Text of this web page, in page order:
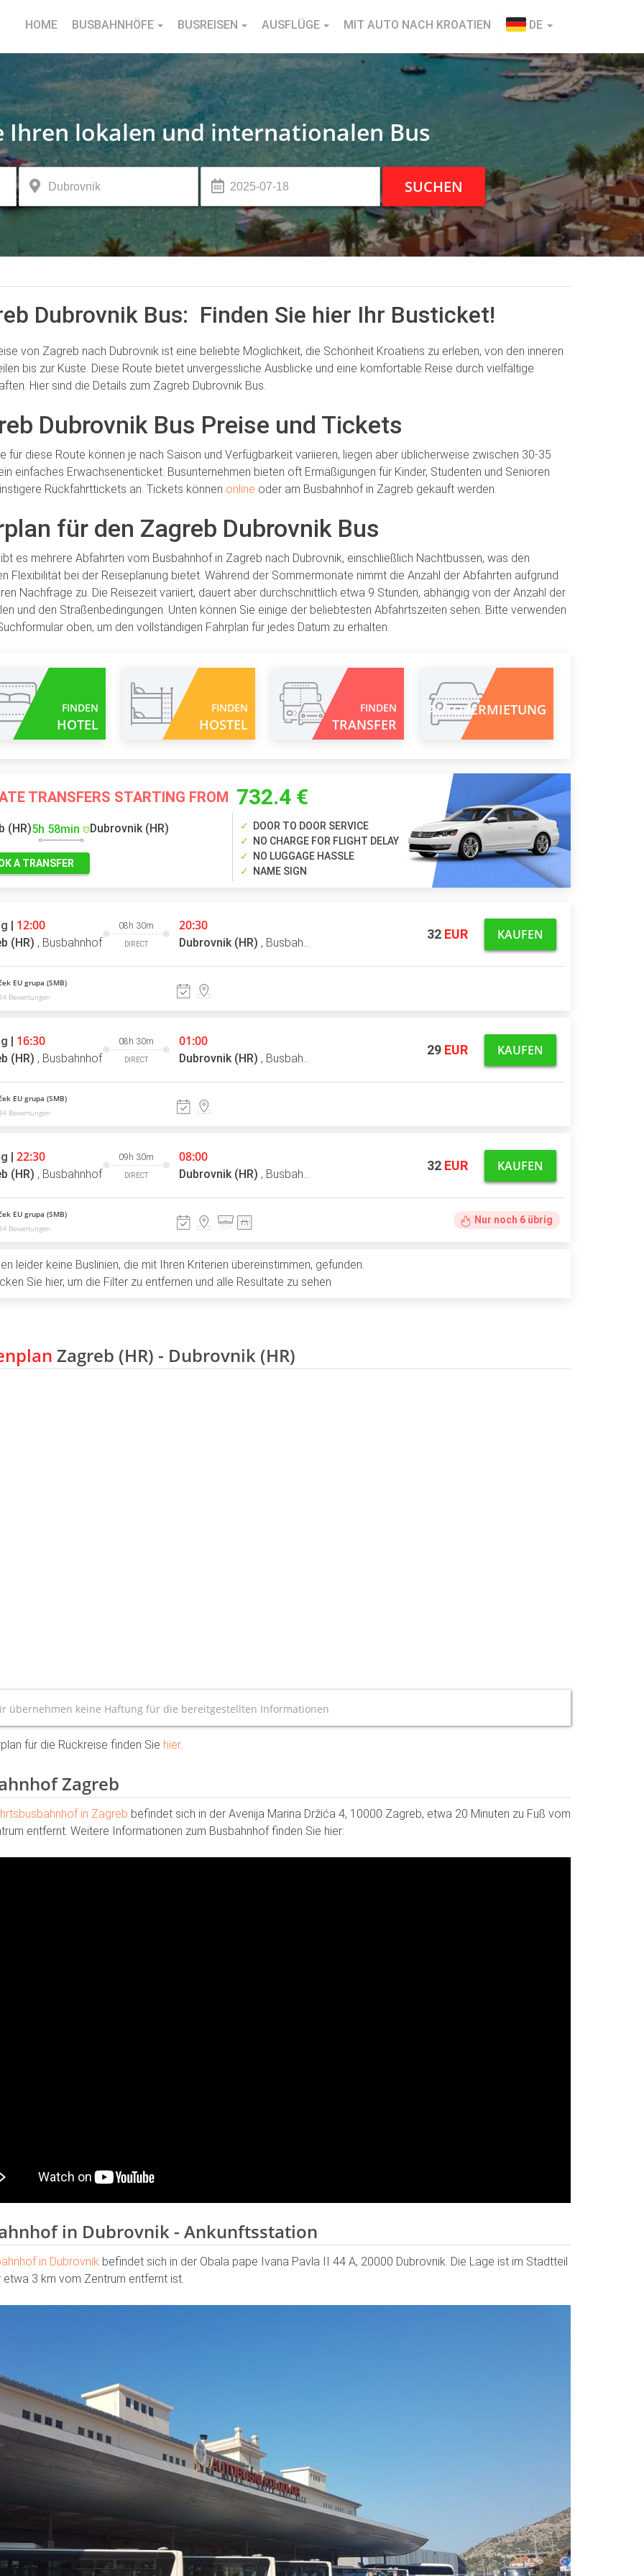
HOME BUSBAHNHÖFE BUSREISEN AUSFLÜGE MIT AUTO NACH KROATIEN DE
Ihren lokalen und internationalen Bus
SUCHEN
Dubrovnik Bus: Finden Sie hier Ihr Busticket!
von Zagreb nach Dubrovnik ist eine beliebte Möglichkeit, die Schönheit Kroatiens zu erleben, von den inneren
bis zur Küste. Diese Route bietet unvergessliche Ausblicke und eine komfortable Reise durch vielfältige
Hier sind die Details zum Zagreb Dubrovnik Bus.
Dubrovnik Bus Preise und Tickets
für diese Route können je nach Saison und Verfügbarkeit variieren, liegen aber üblicherweise zwischen 30-35
einfaches Erwachsenenticket. Busunternehmen bieten oft Ermäßigungen für Kinder, Studenten und Senioren
Rückfahrttickets an. Tickets können online oder am Busbahnhof in Zagreb gekauft werden.
für den Zagreb Dubrovnik Bus
es mehrere Abfahrten vom Busbahnhof in Zagreb nach Dubrovnik, einschließlich Nachtbussen, was den
Flexibilität bei der Reiseplanung bietet. Während der Sommermonate nimmt die Anzahl der Abfahrten aufgrund
Nachfrage zu. Die Reisezeit variiert, dauert aber durchschnittlich etwa 9 Stunden, abhängig von der Anzahl der
und den Straßenbedingungen. Unten können Sie einige der beliebtesten Abfahrtszeiten sehen. Bitte verwenden
oben, um den vollständigen Fahrplan für jedes Datum zu erhalten.
FINDEN
HOTEL
FINDEN
HOSTEL
FINDEN
TRANSFER
AUTOVERMIETUNG
TRANSFERS STARTING FROM 732.4 €
(HR)5h 58min Dubrovnik (HR)
A TRANSFER
DOOR TO DOOR SERVICE
NO CHARGE FOR FLIGHT DELAY
NO LUGGAGE HASSLE
NAME SIGN
| 12:00
(HR) , Busbahnhof
08h 30m
DIRECT
20:30
Dubrovnik (HR) , Busbahnhof
32 EUR KAUFEN
EU grupa (SMB)
Bewertungen
| 16:30
(HR) , Busbahnhof
08h 30m
DIRECT
01:00
Dubrovnik (HR) , Busbahnhof
29 EUR KAUFEN
EU grupa (SMB)
Bewertungen
| 22:30
(HR) , Busbahnhof
09h 30m
DIRECT
08:00
Dubrovnik (HR) , Busbahnhof
32 EUR KAUFEN
EU grupa (SMB)
Bewertungen
Nur noch 6 übrig
leider keine Buslinien, die mit Ihren Kriterien übereinstimmen, gefunden.
Sie hier, um die Filter zu entfernen und alle Resultate zu sehen
Zagreb (HR) - Dubrovnik (HR)
übernehmen keine Haftung für die bereitgestellten Informationen
für die Rückreise finden Sie hier.
Zagreb
in Zagreb befindet sich in der Avenija Marina Držića 4, 10000 Zagreb, etwa 20 Minuten zu Fuß vom
entfernt. Weitere Informationen zum Busbahnhof finden Sie hier:
in Dubrovnik - Ankunftsstation
in Dubrovnik befindet sich in der Obala pape Ivana Pavla II 44 A, 20000 Dubrovnik. Die Lage ist im Stadtteil
etwa 3 km vom Zentrum entfernt ist.